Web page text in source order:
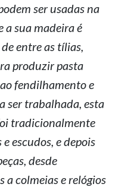
ser usadas na
a sua madeira é
entre as tílias,
produzir pasta
fendilhamento e
ser trabalhada, esta
tradicionalmente
escudos, e depois
desde
colmeias e relógios